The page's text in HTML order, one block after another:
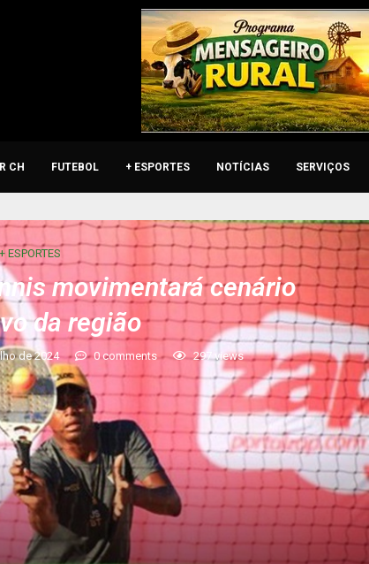
CH FUTEBOL + ESPORTES NOTÍCIAS SERVIÇOS
+ ESPORTES
movimentará cenário
da região
de 2024 0 comments 297views